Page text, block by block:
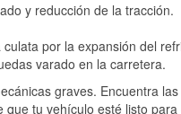
y reducción de la tracción.
por la expansión del
varado en la carretera.
graves. Encuentra
tu vehículo esté listo